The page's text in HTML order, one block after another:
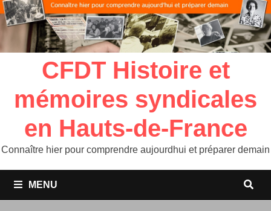
CFDT Histoire et
mémoires syndicales
en Hauts-de-France
Connaître hier pour comprendre aujourdhui et préparer demain
MENU